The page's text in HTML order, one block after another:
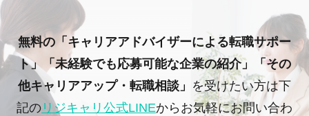
無料の「キャリアアドバイザーによる転職サポー
ト」「未経験でも応募可能な企業の紹介」「その
他キャリアアップ・転職相談」 を受けたい方は下
記の リジキャリ公式LINEからお気軽にお問い合わ